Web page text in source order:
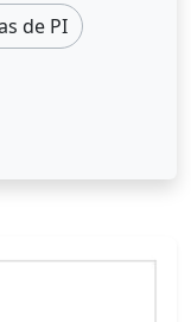
de PI